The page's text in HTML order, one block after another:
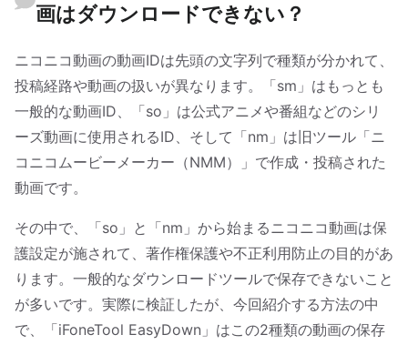
画はダウンロードできない？
ニコニコ動画の動画IDは先頭の文字列で種類が分かれて、
投稿経路や動画の扱いが異なります。「sm」はもっとも
一般的な動画ID、「so」は公式アニメや番組などのシリ
ーズ動画に使用されるID、そして「nm」は旧ツール「ニ
コニコムービーメーカー（NMM）」で作成・投稿された
動画です。
その中で、「so」と「nm」から始まるニコニコ動画は保
護設定が施されて、著作権保護や不正利用防止の目的があ
ります。一般的なダウンロードツールで保存できないこと
が多いです。実際に検証したが、今回紹介する方法の中
で、「iFoneTool EasyDown」はこの2種類の動画の保存